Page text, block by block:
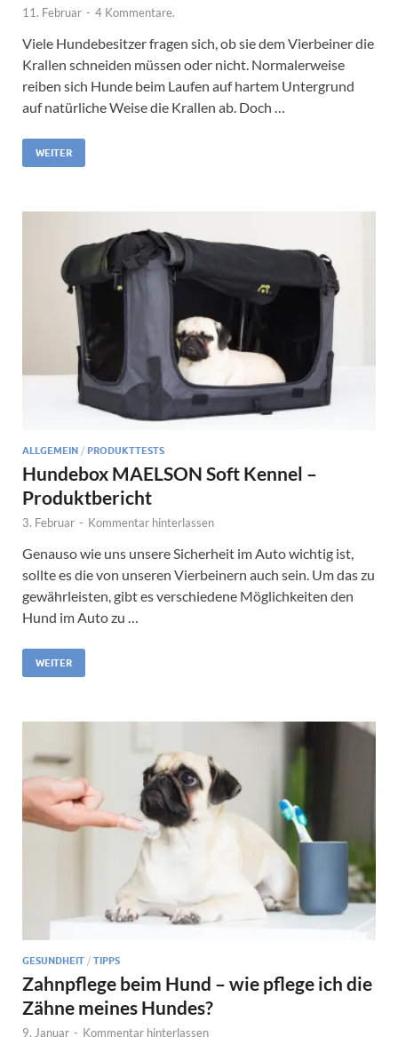
11. Februar - 4 Kommentare.
Viele Hundebesitzer fragen sich, ob sie dem Vierbeiner die
Krallen schneiden müssen oder nicht. Normalerweise
reiben sich Hunde beim Laufen auf hartem Untergrund
auf natürliche Weise die Krallen ab. Doch …
WEITER
ALLGEMEIN / PRODUKTTESTS
Hundebox MAELSON Soft Kennel –
Produktbericht
3. Februar - Kommentar hinterlassen
Genauso wie uns unsere Sicherheit im Auto wichtig ist,
sollte es die von unseren Vierbeinern auch sein. Um das zu
gewährleisten, gibt es verschiedene Möglichkeiten den
Hund im Auto zu …
WEITER
GESUNDHEIT / TIPPS
Zahnpflege beim Hund – wie pflege ich die
Zähne meines Hundes?
9. Januar - Kommentar hinterlassen